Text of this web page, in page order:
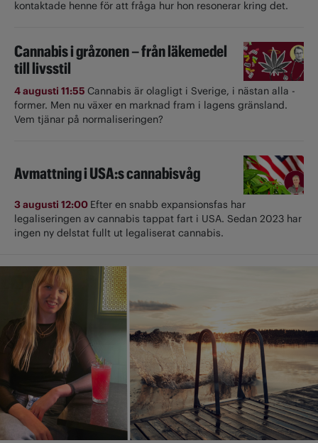
kontaktade henne för att fråga hur hon resonerar kring det.
Cannabis i gråzonen – från läkemedel
till livsstil
4 augusti 11:55 Cannabis är olagligt i ­Sverige, i nästan alla ­
former. Men nu växer en marknad fram i lagens gränsland.
Vem tjänar på normaliseringen?
Avmattning i USA:s cannabisvåg
3 augusti 12:00 Efter en snabb expansionsfas har
legaliseringen av cannabis tappat fart i USA. Sedan 2023 har
ingen ny delstat fullt ut ­legaliserat cannabis.